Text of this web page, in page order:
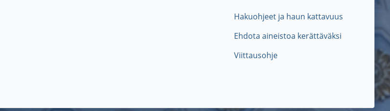
Hakuohjeet ja haun kattavuus
Ehdota aineistoa kerättäväksi
Viittausohje